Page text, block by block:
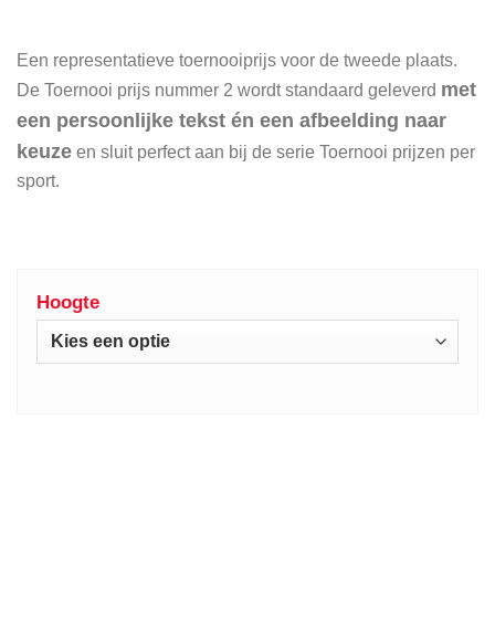
Een representatieve toernooiprijs voor de tweede plaats.
De Toernooi prijs nummer 2 wordt standaard geleverd met
een persoonlijke tekst én een afbeelding naar
keuze en sluit perfect aan bij de serie Toernooi prijzen per
sport.
Hoogte